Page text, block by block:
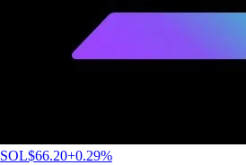
SOL$66.20+0.29%